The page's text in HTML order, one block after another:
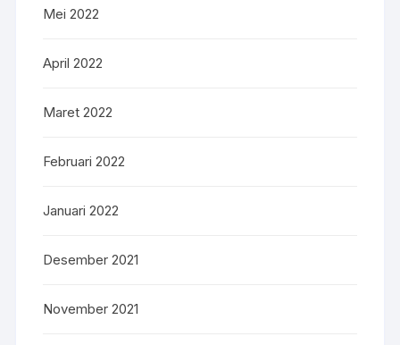
Mei 2022
April 2022
Maret 2022
Februari 2022
Januari 2022
Desember 2021
November 2021